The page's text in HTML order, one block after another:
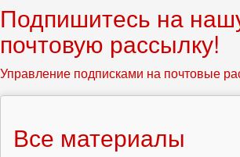
Подпишитесь на
почтовую рассылку!
Управление подписками на почтовые
Все материалы